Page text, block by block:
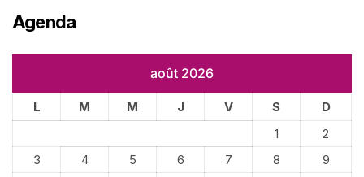
Agenda
août 2026
L M M J V S
D
1
2
3
4 5 6 7 8
9